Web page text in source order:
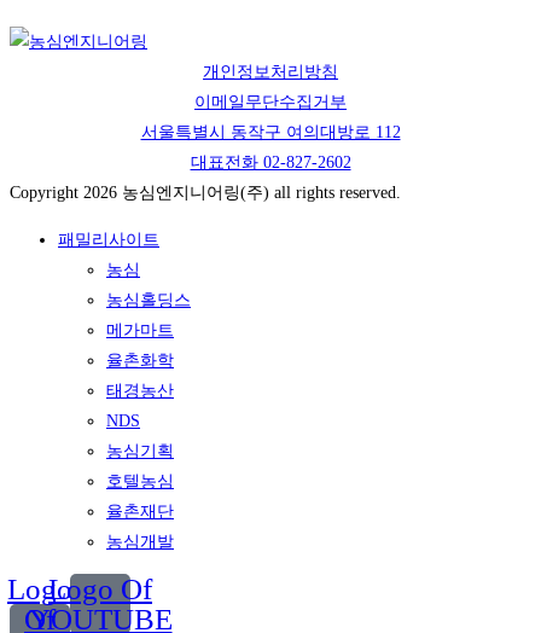
개인정보처리방침
이메일무단수집거부
서울특별시 동작구 여의대방로 112
대표전화 02-827-2602
Copyright 2026 농심엔지니어링(주) all rights reserved.
패밀리사이트
농심
농심홀딩스
메가마트
율촌화학
태경농산
NDS
농심기획
호텔농심
율촌재단
농심개발
Logo
Of
Logo Of
YOUTUBE